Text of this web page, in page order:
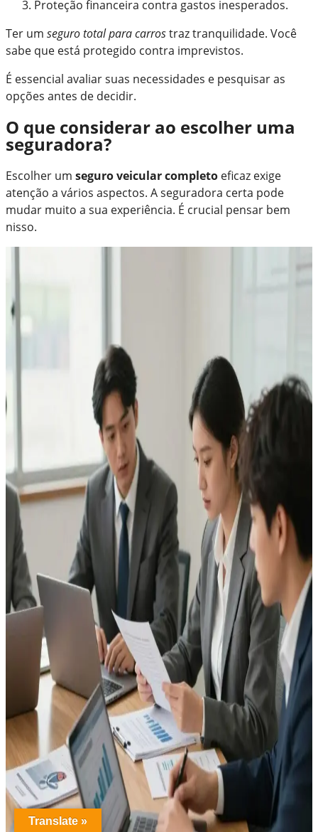
Proteção financeira contra gastos inesperados.
Ter um seguro total para carrostraz tranquilidade. Você
sabe que está protegido contra imprevistos.
É essencial avaliar suas necessidades e pesquisar as
opções antes de decidir.
O que considerar ao escolher uma
seguradora?
Escolher um seguro veicular completo eficaz exige
atenção a vários aspectos. A seguradora certa pode
mudar muito a sua experiência. É crucial pensar bem
nisso.
Translate »